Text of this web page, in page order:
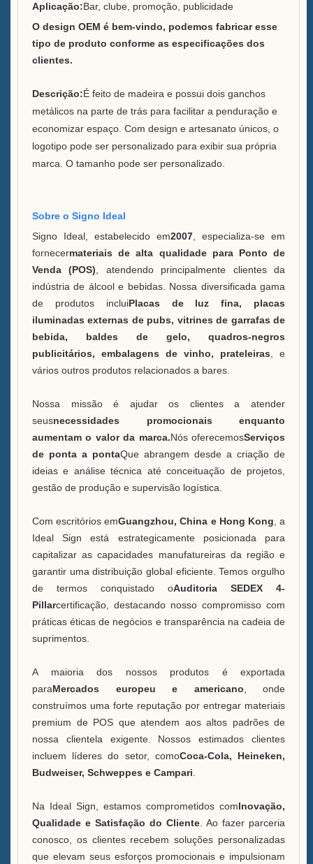
Nossa equipe
Catálogo
Balde de gelo quadrado de
LED Case E
Display de resina em formato
Refrigerador de gelo com
Balde de Gelo LED Caixa B
Vitrine Uma Garrafa de Bebida
FAQ
Notícias
Aplicação:Bar, clube, promoção, publicidade
O design OEM é bem-vindo, podemos fabricar esse
tipo de produto conforme as especificações dos
clientes.
Descrição:É feito de madeira e possui dois ganchos
metálicos na parte de trás para facilitar a penduração e
economizar espaço. Com design e artesanato únicos, o
logotipo pode ser personalizado para exibir sua própria
marca. O tamanho pode ser personalizado.
Sobre o Signo Ideal
Signo Ideal, estabelecido em2007 , especializa-se em
fornecermateriais de alta qualidade para Ponto de
Venda (POS) , atendendo principalmente clientes da
indústria de álcool e bebidas. Nossa diversificada gama
de produtos incluiPlacas de luz fina, placas
iluminadas externas de pubs, vitrines de garrafas de
bebida, baldes de gelo, quadros-negros
publicitários, embalagens de vinho, prateleiras , e
vários outros produtos relacionados a bares.
Nossa missão é ajudar os clientes a atender
seusnecessidades promocionais enquanto
aumentam o valor da marca.Nós oferecemosServiços
de ponta a pontaQue abrangem desde a criação de
ideias e análise técnica até conceituação de projetos,
gestão de produção e supervisão logística.
Com escritórios emGuangzhou, China e Hong Kong , a
Ideal Sign está estrategicamente posicionada para
capitalizar as capacidades manufatureiras da região e
garantir uma distribuição global eficiente. Temos orgulho
de termos conquistado oAuditoria SEDEX 4-
Pillarcertificação, destacando nosso compromisso com
práticas éticas de negócios e transparência na cadeia de
suprimentos.
A maioria dos nossos produtos é exportada
paraMercados europeu e americano , onde
construímos uma forte reputação por entregar materiais
premium de POS que atendem aos altos padrões de
nossa clientela exigente. Nossos estimados clientes
incluem líderes do setor, comoCoca-Cola, Heineken,
Budweiser, Schweppes e Campari
Na Ideal Sign, estamos comprometidos comInovação,
Qualidade e Satisfação do Cliente . Ao fazer parceria
conosco, os clientes recebem soluções personalizadas
que elevam seus esforços promocionais e impulsionam